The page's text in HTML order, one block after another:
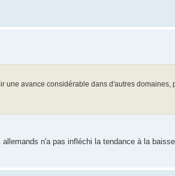
une avance considérable dans d'autres
n'a pas infléchi la tendance à la